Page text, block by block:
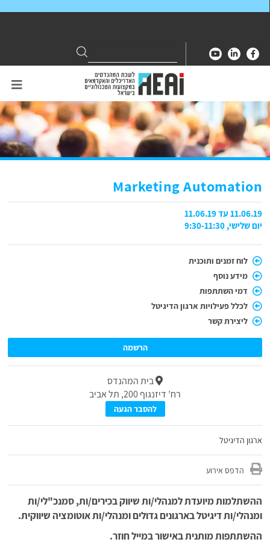
for:
Search
Marketing Automation
11.06.19 עד 11.06.19
יום שלישי, 9:30-11:30
לוח זמנים ותוכנית
מידע נוסף
דמי השתתפות
לכלל פעילויות ארגון הדיגיטל
ליצירת קשר
הרשמה
בית המהנדס
רח’ דיזנגוף 200, תל אביב
להסבר הגעה
ארגון הדיגיטל
הדפס אירוע
ההשתלמות מיועדת למנהלי/ות שיווק בכירים/ות, סמנכ"לי/ות
ומנהלי/ות דיגיטל בארגונים גדולים ומנהלי/ות אוטומציה שיווקית.
ההשתתפות מותנית באישור במייל חוזר.